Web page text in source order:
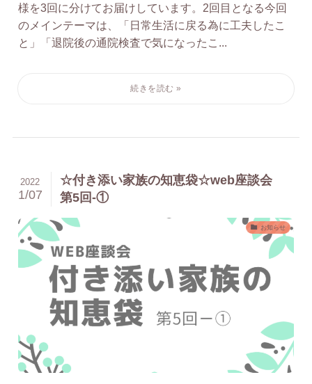
様を3回に分けてお届けしています。2回目となる今回
のメインテーマは、「日常生活に戻る為に工夫したこ
と」「退院後の通院検査で気になったこ...
☆付き添い家族の知恵袋☆web座談会
第5回-①
2022
1/07
お知らせ